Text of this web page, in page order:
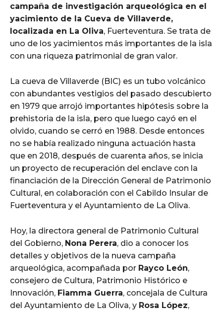
campaña de investigación arqueológica en el
yacimiento de la Cueva de Villaverde,
localizada en La Oliva, Fuerteventura. Se trata de
uno de los yacimientos más importantes de la isla
con una riqueza patrimonial de gran valor.
La cueva de Villaverde (BIC) es un tubo volcánico
con abundantes vestigios del pasado descubierto
en 1979 que arrojó importantes hipótesis sobre la
prehistoria de la isla, pero que luego cayó en el
olvido, cuando se cerró en 1988. Desde entonces
no se había realizado ninguna actuación hasta
que en 2018, después de cuarenta años, se inicia
un proyecto de recuperación del enclave con la
financiación de la Dirección General de Patrimonio
Cultural, en colaboración con el Cabildo Insular de
Fuerteventura y el Ayuntamiento de La Oliva.
Hoy, la directora general de Patrimonio Cultural
del Gobierno, Nona Perera, dio a conocer los
detalles y objetivos de la nueva campaña
arqueológica, acompañada por Rayco León,
consejero de Cultura, Patrimonio Histórico e
Innovación, Fiamma Guerra, concejala de Cultura
del Ayuntamiento de La Oliva, y Rosa López,